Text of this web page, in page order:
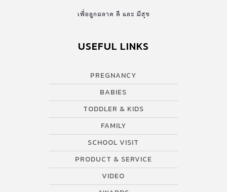
เพื่อลูกฉลาด ดี และ มีสุข
USEFUL LINKS
PREGNANCY
BABIES
TODDLER & KIDS
FAMILY
SCHOOL VISIT
PRODUCT & SERVICE
VIDEO